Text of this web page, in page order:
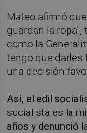
Mateo afirmó
guardan la
como la
tengo que darles
una decisión
Así, el edil
socialista es la
años y denunció